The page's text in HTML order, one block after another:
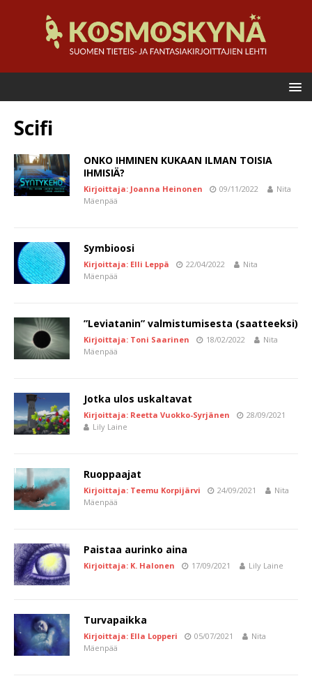
Scifi
ONKO IHMINEN KUKAAN ILMAN TOISIA
IHMISIÄ?
Kirjoittaja: Joanna Heinonen 09/11/2022
Nita
Mäenpää
Symbioosi
Kirjoittaja: Elli Leppä 22/04/2022
Nita
Mäenpää
”Leviatanin” valmistumisesta (saatteeksi)
Kirjoittaja: Toni Saarinen 18/02/2022
Nita
Mäenpää
Jotka ulos uskaltavat
Kirjoittaja: Reetta Vuokko-Syrjänen
28/09/2021
Lily Laine
Ruoppaajat
Kirjoittaja: Teemu Korpijärvi 24/09/2021
Nita
Mäenpää
Paistaa aurinko aina
Kirjoittaja: K. Halonen 17/09/2021 Lily Laine
Turvapaikka
Kirjoittaja: Ella Lopperi 05/07/2021
Nita
Mäenpää